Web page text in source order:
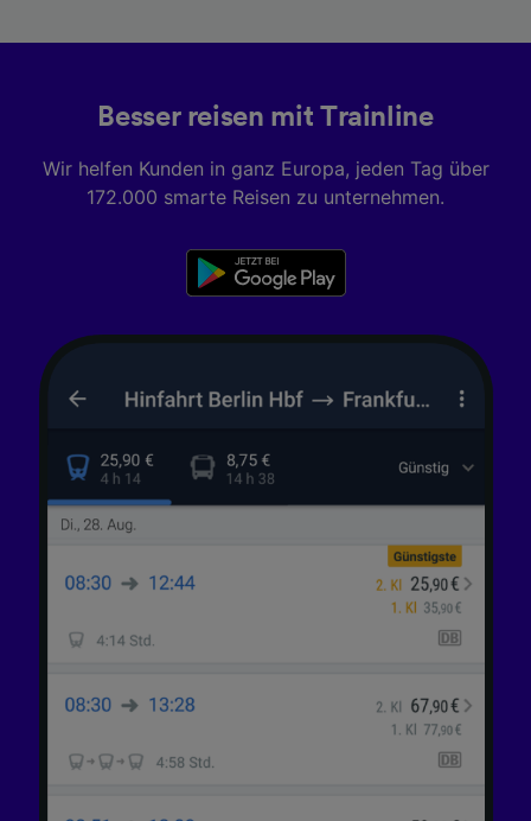
Besser reisen mit Trainline
Wir helfen Kunden in ganz Europa, jeden Tag über
172.000 smarte Reisen zu unternehmen.
Personalisierte Werbung und Inhalte, Messung
Entwicklung und Verbesserung von
Liste der Partner (Lieferanten)